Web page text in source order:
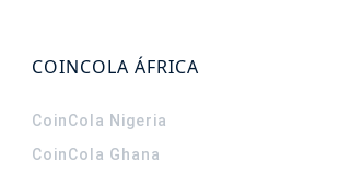
COINCOLA ÁFRICA
CoinCola Nigeria
CoinCola Ghana